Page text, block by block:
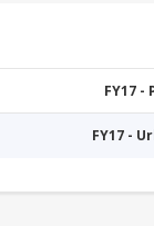
FY17
FY17 -